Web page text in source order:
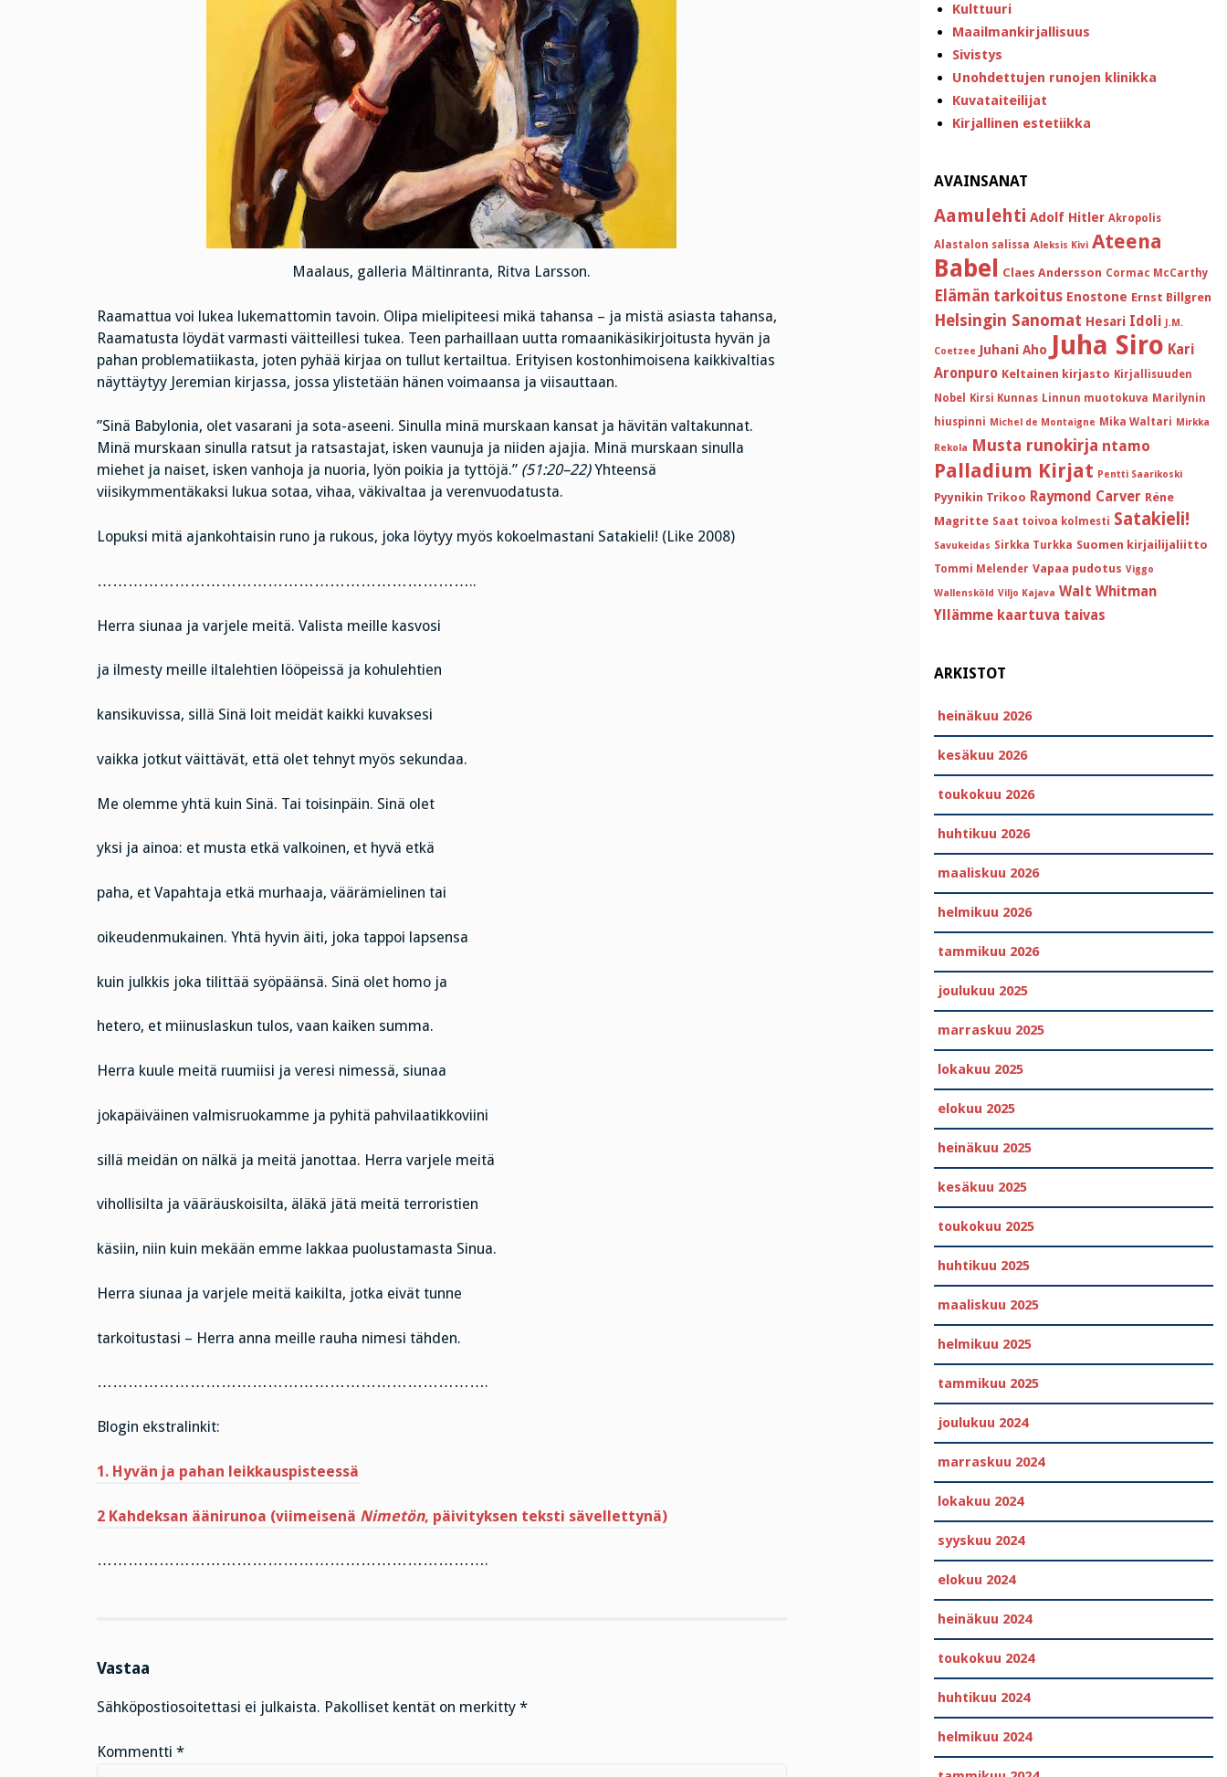
Maalaus, galleria Mältinranta, Ritva Larsson.
Raamattua voi lukea lukemattomin tavoin. Olipa mielipiteesi mikä tahansa – ja mistä asiasta tahansa,
Raamatusta löydät varmasti väitteillesi tukea. Teen parhaillaan uutta romaanikäsikirjoitusta hyvän ja
pahan problematiikasta, joten pyhää kirjaa on tullut kertailtua. Erityisen kostonhimoisena kaikkivaltias
näyttäytyy Jeremian kirjassa, jossa ylistetään hänen voimaansa ja viisauttaan.
”Sinä Babylonia, olet vasarani ja sota-aseeni. Sinulla minä murskaan kansat ja hävitän valtakunnat.
Minä murskaan sinulla ratsut ja ratsastajat, isken vaunuja ja niiden ajajia. Minä murskaan sinulla
miehet ja naiset, isken vanhoja ja nuoria, lyön poikia ja tyttöjä.” (51:20–22)Yhteensä
viisikymmentäkaksi lukua sotaa, vihaa, väkivaltaa ja verenvuodatusta.
Lopuksi mitä ajankohtaisin runo ja rukous, joka löytyy myös kokoelmastani Satakieli! (Like 2008)
………………………………………………………………..
Herra siunaa ja varjele meitä. Valista meille kasvosi
ja ilmesty meille iltalehtien lööpeissä ja kohulehtien
kansikuvissa, sillä Sinä loit meidät kaikki kuvaksesi
vaikka jotkut väittävät, että olet tehnyt myös sekundaa.
Me olemme yhtä kuin Sinä. Tai toisinpäin. Sinä olet
yksi ja ainoa: et musta etkä valkoinen, et hyvä etkä
paha, et Vapahtaja etkä murhaaja, väärämielinen tai
oikeudenmukainen. Yhtä hyvin äiti, joka tappoi lapsensa
kuin julkkis joka tilittää syöpäänsä. Sinä olet homo ja
hetero, et miinuslaskun tulos, vaan kaiken summa.
Herra kuule meitä ruumiisi ja veresi nimessä, siunaa
jokapäiväinen valmisruokamme ja pyhitä pahvilaatikkoviini
sillä meidän on nälkä ja meitä janottaa. Herra varjele meitä
vihollisilta ja vääräuskoisilta, äläkä jätä meitä terroristien
käsiin, niin kuin mekään emme lakkaa puolustamasta Sinua.
Herra siunaa ja varjele meitä kaikilta, jotka eivät tunne
tarkoitustasi – Herra anna meille rauha nimesi tähden.
………………………………………………………………….
Blogin ekstralinkit:
1. Hyvän ja pahan leikkauspisteessä
2 Kahdeksan äänirunoa (viimeisenä Nimetön, päivityksen teksti sävellettynä)
………………………………………………………………….
Vastaa
Sähköpostiosoitettasi ei julkaista. Pakolliset kentät on merkitty *
Kommentti *
Kulttuuri
Maailmankirjallisuus
Sivistys
Unohdettujen runojen klinikka
Kuvataiteilijat
Kirjallinen estetiikka
AVAINSANAT
Aamulehti Adolf Hitler Akropolis
Alastalon salissa Aleksis Kivi Ateena
Babel Claes Andersson Cormac McCarthy
Elämän tarkoitus Enostone Ernst Billgren
Helsingin Sanomat Hesari Idoli J.M.
Coetzee Juhani Aho Juha Siro Kari
Aronpuro Keltainen kirjasto Kirjallisuuden
Nobel
Kirsi Kunnas Linnun muotokuva Marilynin
hiuspinni Michel de Montaigne Mika Waltari Mirkka
Rekola Musta runokirja ntamo
Palladium Kirjat Pentti Saarikoski
Pyynikin Trikoo Raymond Carver Réne
Magritte Saat toivoa kolmesti Satakieli!
Savukeidas Sirkka Turkka Suomen kirjailijaliitto
Tommi Melender Vapaa pudotus Viggo
Wallensköld Viljo Kajava Walt Whitman
Yllämme kaartuva taivas
ARKISTOT
heinäkuu 2026
kesäkuu 2026
toukokuu 2026
huhtikuu 2026
maaliskuu 2026
helmikuu 2026
tammikuu 2026
joulukuu 2025
marraskuu 2025
lokakuu 2025
elokuu 2025
heinäkuu 2025
kesäkuu 2025
toukokuu 2025
huhtikuu 2025
maaliskuu 2025
helmikuu 2025
tammikuu 2025
joulukuu 2024
marraskuu 2024
lokakuu 2024
syyskuu 2024
elokuu 2024
heinäkuu 2024
toukokuu 2024
huhtikuu 2024
helmikuu 2024